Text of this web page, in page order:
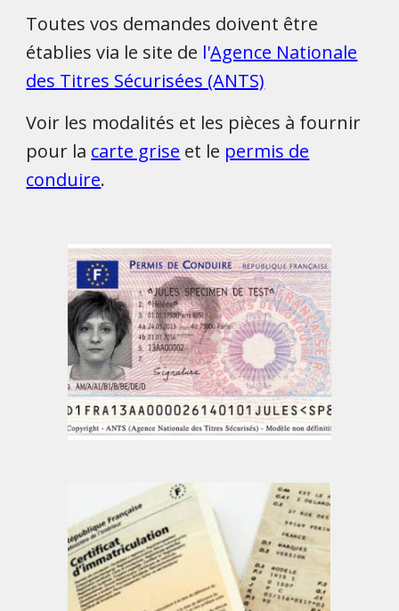
Toutes vos demandes doivent être
établies via le site de l'Agence Nationale
des Titres Sécurisées (ANTS)
Voir les modalités et les pièces à fournir
pour la carte grise et le permis de
conduire.